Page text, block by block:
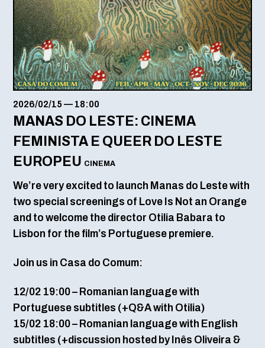
2026/02/15 — 18:00
MANAS DO LESTE: CINEMA
FEMINISTA E QUEER DO LESTE
EUROPEU CINEMA
We’re very excited to launch Manas do Leste with
two special screenings of Love Is Not an Orange
and to welcome the director Otilia Babara to
Lisbon for the film’s Portuguese premiere.
Join us in Casa do Comum:
12/02 19:00 – Romanian language with
Portuguese subtitles (+Q&A with Otilia)
15/02 18:00 – Romanian language with English
subtitles (+discussion hosted by Inês Oliveira &